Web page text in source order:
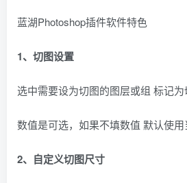
蓝湖Photoshop插件软件特色
1、切图设置
选中需要设为切图的图层或组 标记为
数值是可选，如果不填数值 默认使
2、自定义切图尺寸